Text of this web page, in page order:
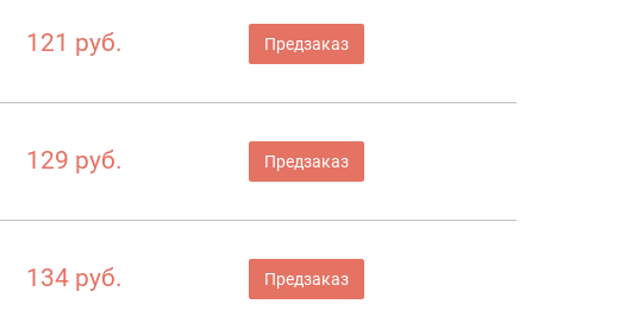
121 руб. Предзаказ
129 руб. Предзаказ
134 руб. Предзаказ